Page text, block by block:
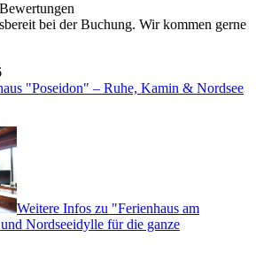
bei der Buchung. Wir kommen gerne
"Poseidon" – Ruhe, Kamin & Nordsee
Weitere Infos zu "Ferienhaus am
Nordseeidylle für die ganze